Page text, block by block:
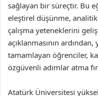
sağlayan bir süreçtir. Bu
eleştirel düşünme,
çalışma yeteneklerini
açıklanmasının
tamamlayan öğrenciler,
özgüvenli adımlar atma
Atatürk Üniversitesi